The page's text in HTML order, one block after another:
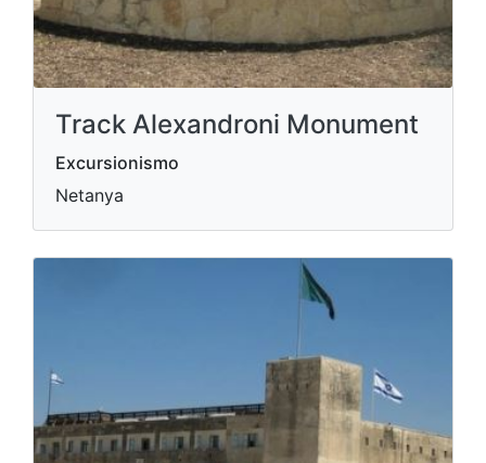
Track Alexandroni Monument
Excursionismo
Netanya